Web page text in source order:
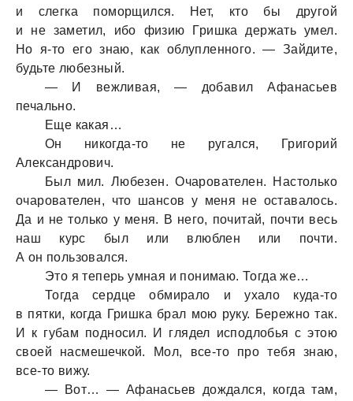
и слегка поморщился. Нет, кто бы другой
и не заметил, ибо физию Гришка держать умел.
Но я-то его знаю, как облупленного. — Зайдите,
будьте любезный.
— И вежливая, — добавил Афанасьев
печально.
Еще какая…
Он никогда-то не ругался, Григорий
Александрович.
Был мил. Любезен. Очарователен. Настолько
очарователен, что шансов у меня не оставалось.
Да и не только у меня. В него, почитай, почти весь
наш курс был или влюблен или почти.
А он пользовался.
Это я теперь умная и понимаю. Тогда же…
Тогда сердце обмирало и ухало куда-то
в пятки, когда Гришка брал мою руку. Бережно так.
И к губам подносил. И глядел исподлобья с этою
своей насмешечкой. Мол, все-то про тебя знаю,
все-то вижу.
— Вот… — Афанасьев дождался, когда там,